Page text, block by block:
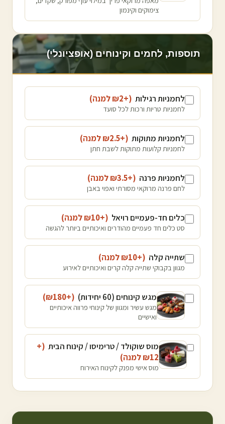
צימוקים וקינמון
תוספות, לחמים וקינוחים (אופציונלי)
לחמניות רגילות (+₪
2 למנה)
לחמניות טריות ורכות לכל סועד
לחמניות מתוקות (+₪
2.5 למנה)
לחמניות קלועות מתוקות לשבת חתן
לחמניות פרנה (+₪
3.5 למנה)
לחם פרנה מרוקאי מסורתי ואפוי באבן
כלים חד-פעמיים רויאל (+₪
10 למנה)
סט כלים חד פעמיים מהודרים ואיכותיים ביותר להגשה
שתייה קלה (+₪
10 למנה)
מגוון בקבוקי שתייה קלה קרים ואיכותיים לאירוע
מגש קינוחים (60 יחידות) (+₪
180
)
מגש עשיר ומגוון של קינוחי פרווה איכותיים
ואישיים
מוס שוקולד / טרימיסו / קינוח הבית (+
₪12 למנה)
מוס אישי מפנק לקינוח האירוח